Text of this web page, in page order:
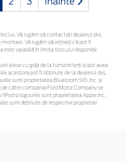
Vă rugăm să contactaţi dealerul dvs.
Vă rugăm să rețineți că pot fi
este valabilă în limita stocului disponibil.
alese cu grijă de la furnizori terți și pot avea
acestora pot fi obținute de la dealerul dvs.
sunt proprietatea Bluetooth SIG, Inc. și
către compania Ford Motor Company se
și logourile sunt proprietatea Apple Inc.
sunt deținute de respectivii proprietari